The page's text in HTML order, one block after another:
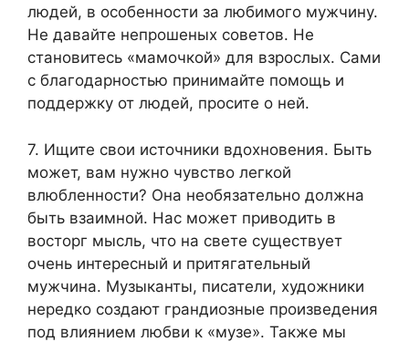
людей, в особенности за любимого мужчину.
Не давайте непрошеных советов. Не
становитесь «мамочкой» для взрослых. Сами
с благодарностью принимайте помощь и
поддержку от людей, просите о ней.
7. Ищите свои источники вдохновения. Быть
может, вам нужно чувство легкой
влюбленности? Она необязательно должна
быть взаимной. Нас может приводить в
восторг мысль, что на свете существует
очень интересный и притягательный
мужчина. Музыканты, писатели, художники
нередко создают грандиозные произведения
под влиянием любви к «музе». Также мы